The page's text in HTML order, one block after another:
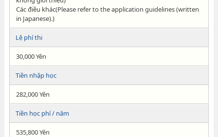
Các điều khác(Please refer to the application guidelines (written
in Japanese).)
Lệ phí thi
30,000 Yên
Tiền nhập học
282,000 Yên
Tiền học phí / năm
535,800 Yên